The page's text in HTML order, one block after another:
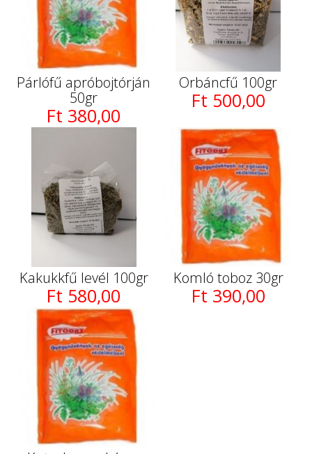
Párlófű apróbojtórján
50gr
Ft 380,00
Orbáncfű 100gr
Ft 500,00
Kakukkfű levél 100gr
Ft 580,00
Komló toboz 30gr
Ft 390,00